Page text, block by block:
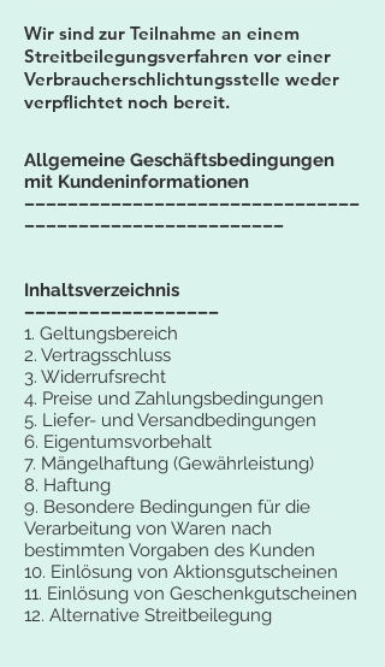
Wir sind zur Teilnahme an einem
Streitbeilegungsverfahren vor einer
Verbraucherschlichtungsstelle weder
verpflichtet noch bereit.
Allgemeine Geschäftsbedingungen
mit Kundeninformationen
–––––––––––––––––––––––––––––––
––––––––––––––––––––––––
Inhaltsverzeichnis
––––––––––––––––––
1. Geltungsbereich
2. Vertragsschluss
3. Widerrufsrecht
4. Preise und Zahlungsbedingungen
5. Liefer- und Versandbedingungen
6. Eigentumsvorbehalt
7. Mängelhaftung (Gewährleistung)
8. Haftung
9. Besondere Bedingungen für die
Verarbeitung von Waren nach
bestimmten Vorgaben des Kunden
10. Einlösung von Aktionsgutscheinen
11. Einlösung von Geschenkgutscheinen
12. Alternative Streitbeilegung